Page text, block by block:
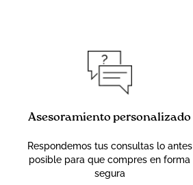
Asesoramiento personalizado
Respondemos tus consultas lo antes
posible para que compres en forma
segura